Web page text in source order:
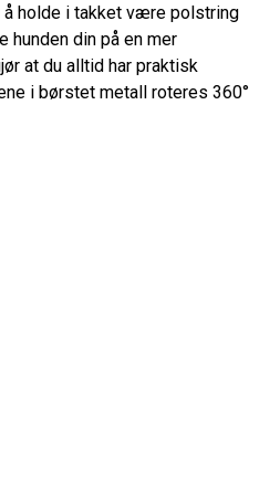
å holde i takket være polstring
hunden din på en mer
at du alltid har praktisk
i børstet metall roteres 360°